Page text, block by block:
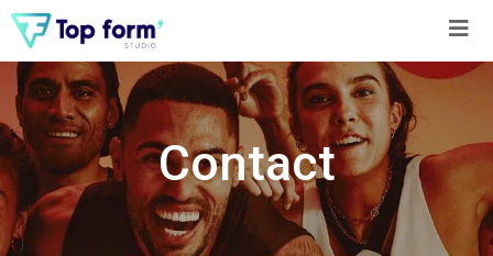
Skip
content
Contact